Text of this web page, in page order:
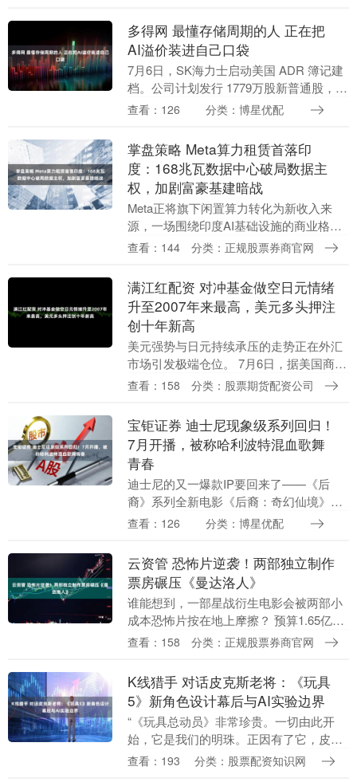
营业利润预....
多得网 最懂存储周期的人 正在把
AI溢价装进自己口袋
7月6日，SK海力士启动美国 ADR 簿记建
档。公司计划发行 1779万股新普通股，通
过 ADR 在纳斯达克交易；10份ADR代表1
查看：126 分类：博星优配
掌盘策略 Meta算力租赁首落印
度：168兆瓦数据中心破局数据主
权，加剧富豪基建暗战
Meta正将旗下闲置算力转化为新收入来
源，一场围绕印度AI基础设施的商业格局
重组正在悄然展开。 华尔街见闻提及，
查看：144 分类：正规股票券商官网
满江红配资 对冲基金做空日元情绪
升至2007年来最高，美元多头押注
创十年新高
美元强势与日元持续承压的走势正在外汇
市场引发极端仓位。 7月6日，据美国商品
期货交易委员会（CFTC）公布的最新数
的日元空....
查看：158 分类：股票期货配资公司
宝钜证券 迪士尼现象级系列回归！
7月开播，被称哈利波特混血歌舞
青春
迪士尼的又一爆款IP要回来了——《后
裔》系列全新电影《后裔：奇幻仙境》官
宣定档，7月16日登陆迪士尼频道，次日
士....
查看：126 分类：博星优配
云资管 恐怖片逆袭！两部独立制作
票房碾压《曼达洛人》
谁能想到，一部星战衍生电影会被两部小
成本恐怖片按在地上摩擦？ 预算1.65亿美
元、阵亡将士纪念日周末开画的《曼达洛
对手的档期....
查看：158 分类：正规股票券商官网
K线猎手 对话皮克斯老将：《玩具
5》新角色设计幕后与AI实验边界
“《玩具总动员》非常珍贵。一切由此开
始，它是我们的明珠。正因有了它，皮克
斯才延续至今。” 六月某个晴朗的周五下
查看：193 分类：股票配资知识网